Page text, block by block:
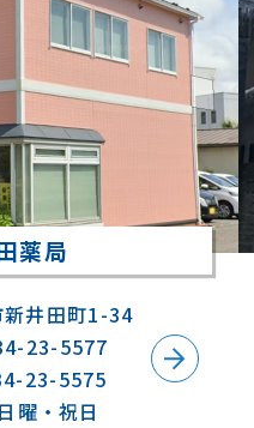
薬局
新井田町1-34
23-5577
23-5575
曜・祝日